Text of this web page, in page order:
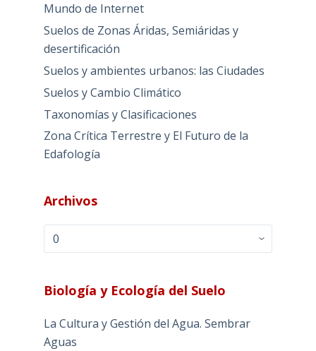
Mundo de Internet
Suelos de Zonas Áridas, Semiáridas y
desertificación
Suelos y ambientes urbanos: las Ciudades
Suelos y Cambio Climático
Taxonomías y Clasificaciones
Zona Crítica Terrestre y El Futuro de la
Edafología
Archivos
Archivos
Biología y Ecología del Suelo
La Cultura y Gestión del Agua. Sembrar
Aguas